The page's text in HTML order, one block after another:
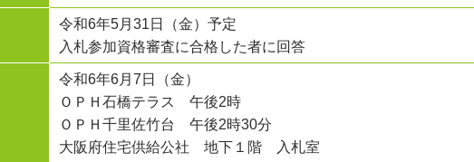
令和6年5月31日（金）予定
入札参加資格審査に合格した者に回答
令和6年6月7日（金）
ＯＰＨ石橋テラス 午後2時
ＯＰＨ千里佐竹台 午後2時30分
大阪府住宅供給公社 地下１階 入札室